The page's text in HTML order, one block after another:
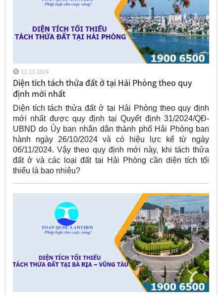
12-11-2024
Diện tích tách thửa đất ở tại Hải Phòng theo quy
định mới nhất
Diện tích tách thửa đất ở tại Hải Phòng theo quy định
mới nhất được quy định tại Quyết định 31/2024/QĐ-
UBND do Ủy ban nhân dân thành phố Hải Phòng ban
hành ngày 26/10/2024 và có hiệu lực kể từ ngày
06/11/2024. Vậy theo quy định mới này, khi tách thửa
đất ở và các loại đất tại Hải Phòng cần diện tích tối
thiểu là bao nhiêu?